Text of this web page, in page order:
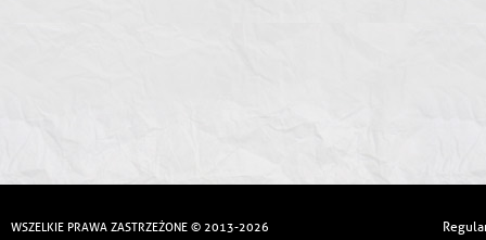
WSZELKIE PRAWA ZASTRZEŻONE © 2013-2026